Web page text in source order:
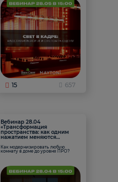
15 657
Вебинар 28.04
«Трансформация
пространства: как одним
нажатием меняются
Как модернизировать любую
комнату в доме до уровня ПРО?